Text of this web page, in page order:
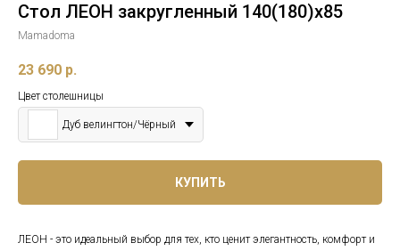
Стол ЛЕОН закругленный 140(180)x85
Mamadoma
23 690 р.
Цвет столешницы
Дуб велингтон/Чёрный
КУПИТЬ
ЛЕОН - это идеальный выбор для тех, кто ценит элегантность, комфорт и